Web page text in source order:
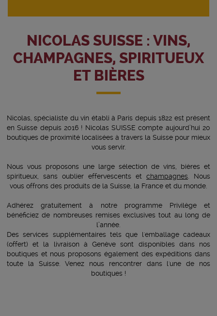
NICOLAS SUISSE : VINS,
CHAMPAGNES, SPIRITUEUX
ET BIÈRES
Nicolas, spécialiste du vin établi à Paris depuis 1822 est présent
en Suisse depuis 2016 ! Nicolas SUISSE compte aujourd’hui 20
boutiques de proximité localisées à travers la Suisse pour mieux
vous servir.
Nous vous proposons une large sélection de vins, bières et
spiritueux, sans oublier effervescents et champagnes. Nous
vous offrons des produits de la Suisse, la France et du monde.
Adhérez gratuitement à notre programme Privilège et
bénéficiez de nombreuses remises exclusives tout au long de
l’année.
Des services supplémentaires tels que l'emballage cadeaux
(offert) et la livraison à Genève sont disponibles dans nos
boutiques et nous proposons également des expéditions dans
toute la Suisse. Venez nous rencontrer dans l'une de nos
boutiques !